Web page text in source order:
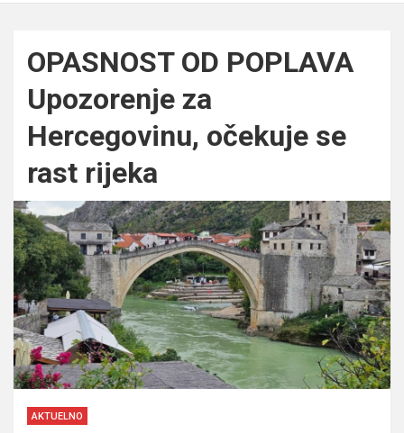
OPASNOST OD POPLAVA
Upozorenje za
Hercegovinu, očekuje se
rast rijeka
AKTUELNO